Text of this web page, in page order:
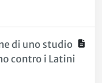
di uno studio
contro i Latini